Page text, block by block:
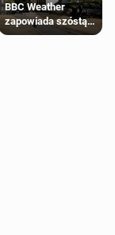
BBC Weather
zapowiada szóstą
falę upałów w